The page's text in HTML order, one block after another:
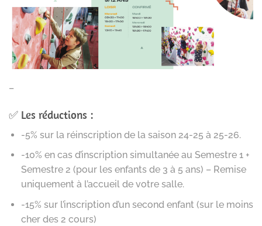
–
✅ Les réductions :
-5% sur la réinscription de la saison 24-25 à 25-26.
-10% en cas d’inscription simultanée au Semestre 1 +
Semestre 2 (pour les enfants de 3 à 5 ans) – Remise
uniquement à l’accueil de votre salle.
-15% sur l’inscription d’un second enfant (sur le moins
cher des 2 cours)